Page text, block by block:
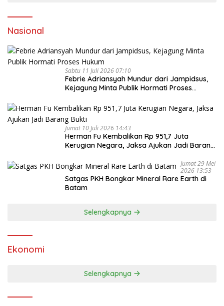
Nasional
Sabtu 11 Juli 2026 07:10
Febrie Adriansyah Mundur dari Jampidsus,
Kejagung Minta Publik Hormati Proses
Jumat 10 Juli 2026 14:43
Herman Fu Kembalikan Rp 951,7 Juta
Kerugian Negara, Jaksa Ajukan Jadi Barang
Jumat 29 Mei
2026 13:53
Satgas PKH Bongkar Mineral Rare Earth di
Selengkapnya
Ekonomi
Selengkapnya